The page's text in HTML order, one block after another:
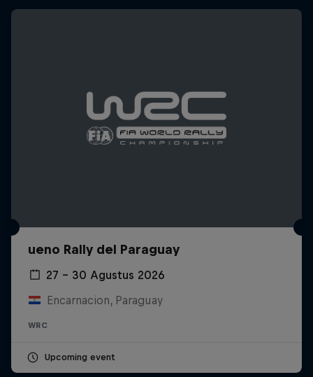
ueno Rally del Paraguay
27 – 30 Agustus 2026
Encarnacion, Paraguay
WRC
Upcoming event